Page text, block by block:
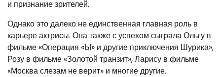
и признание зрителей.
Однако это далеко не единственная главная роль в
карьере актрисы. Она также с успехом сыграла Ольгу в
фильме «Операция «Ы» и другие приключения Шурика»,
Розу в фильме «Золотой транзит», Ларису в фильме
«Москва слезам не верит» и многие другие.